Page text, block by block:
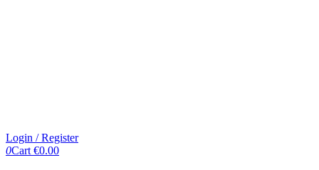
Login / Register
0Cart €0.00